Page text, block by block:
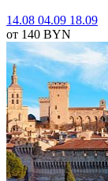
14.08 04.09 18.09
от 140 BYN